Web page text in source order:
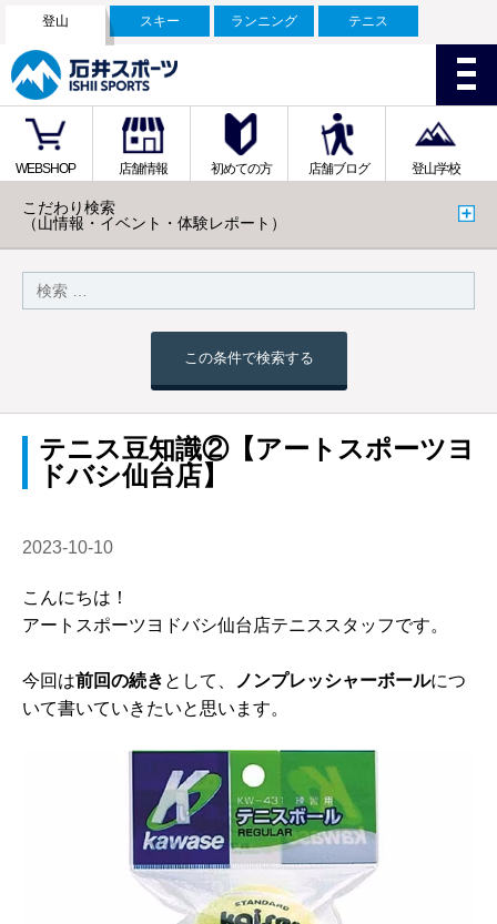
登山 スキー ランニング テニス
WEBSHOP 店舗情報 初めての方 店舗ブログ 登山学校
こだわり検索
（山情報・イベント・体験レポート）
この条件で検索する
テニス豆知識②【アートスポーツヨ
ドバシ仙台店】
2023-10-10
こんにちは！
アートスポーツヨドバシ仙台店テニススタッフです。
今回は前回の続き として、 ノンプレッシャーボールにつ
いて書いていきたいと思います。